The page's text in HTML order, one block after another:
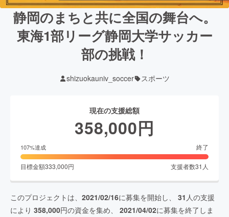
静岡のまちと共に全国の舞台へ。
東海1部リーグ静岡大学サッカー
部の挑戦！
shizuokauniv_soccer スポーツ
現在の支援総額
358,000円
107%達成 終了
目標金額333,000円 支援者数31 人
このプロジェクトは、 2021/02/16に募集を開始し、 31 人の支援
により 358,000円の資金を集め、 2021/04/02に募集を終了しま